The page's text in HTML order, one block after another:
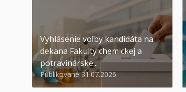
Vyhlásenie voľby kandidáta na
dekana Fakulty chemickej a
potravinárske...
Publikované 31.07.2026